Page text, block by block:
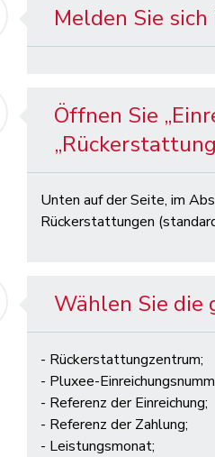
Melden Sie sich
Öffnen Sie
Unten auf der Seite, im
Rückerstattungen
Wählen Sie die
- Rückerstattungzentrum;
- Pluxee-
- Referenz der Einreichung;
- Referenz der Zahlung;
- Leistungsmonat;